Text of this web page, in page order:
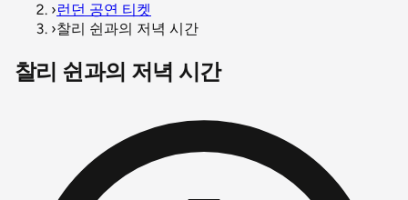
›런던 공연 티켓
›찰리 쉰과의 저녁 시간
찰리 쉰과의 저녁 시간